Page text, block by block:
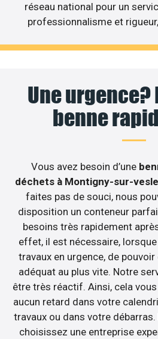
réseau national pour un
professionnalisme et
Une urgence?
benne
Vous avez besoin d’une
déchets à Montigny-sur-vesle
faites pas de souci, nous
disposition un conteneur
besoins très rapidement
effet, il est nécessaire,
travaux en urgence, de
adéquat au plus vite. Notre
être très réactif. Ainsi, cela
aucun retard dans votre
travaux ou dans votre débarras.
choisissez une entreprise